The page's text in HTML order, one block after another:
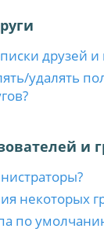
друзей и
удалять
и
некоторых
по